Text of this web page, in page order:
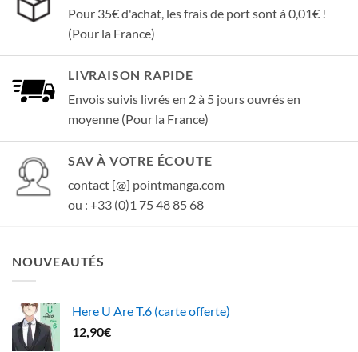
Pour 35€ d'achat, les frais de port sont à 0,01€ !
(Pour la France)
LIVRAISON RAPIDE
Envois suivis livrés en 2 à 5 jours ouvrés en
moyenne (Pour la France)
SAV À VOTRE ÉCOUTE
contact [@] pointmanga.com
ou : +33 (0)1 75 48 85 68
NOUVEAUTÉS
Here U Are T.6 (carte offerte)
12,90€